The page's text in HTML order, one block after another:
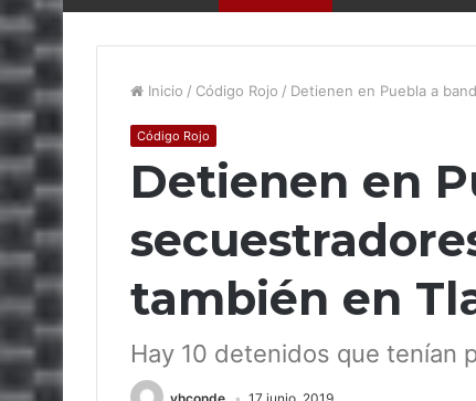
Inicio / Código Rojo / Detienen en Puebla a
Código Rojo
Detienen en
también en
Hay 10 detenidos que tenían